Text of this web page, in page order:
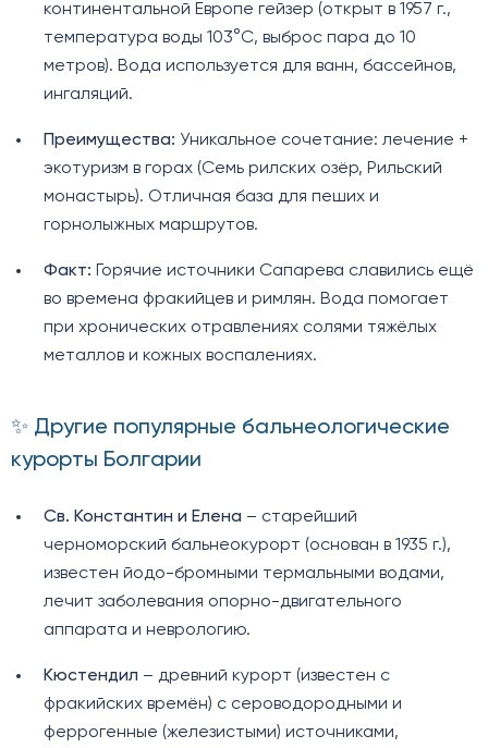
континентальной Европе гейзер (открыт в 1957 г.,
температура воды 103°C, выброс пара до 10
метров). Вода используется для ванн, бассейнов,
ингаляций.
Преимущества: Уникальное сочетание: лечение +
экотуризм в горах (Семь рилских озёр, Рильский
монастырь). Отличная база для пеших и
горнолыжных маршрутов.
Факт: Горячие источники Сапарева славились ещё
во времена фракийцев и римлян. Вода помогает
при хронических отравлениях солями тяжёлых
металлов и кожных воспалениях.
✨ Другие популярные бальнеологические
курорты Болгарии
Св. Константин и Елена – старейший
черноморский бальнеокурорт (основан в 1935 г.),
известен йодо-бромными термальными водами,
лечит заболевания опорно-двигательного
аппарата и неврологию.
Кюстендил – древний курорт (известен с
фракийских времён) с сероводородными и
феррогенные (железистыми) источниками,